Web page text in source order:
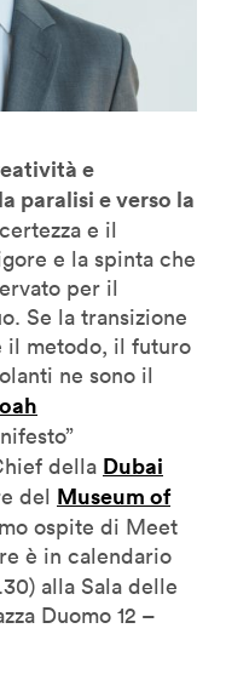
e
paralisi e verso la
e il
e la spinta che
per il
Se la transizione
il metodo, il futuro
ne sono il
della Dubai
del Museum of
ospite di Meet
è in calendario
alla Sala delle
Duomo 12 –